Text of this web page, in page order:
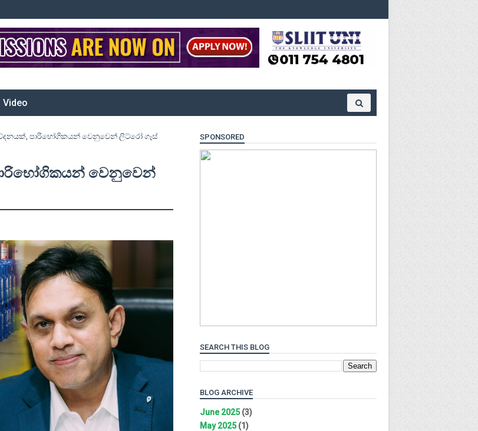
Video
පාරිභෝගිකයන් වෙනුවෙන් ලිට්රෝ ගෑස්
වෙනුවෙන්
SPONSORED
SEARCH THIS BLOG
BLOG ARCHIVE
June 2025(3)
May 2025(1)